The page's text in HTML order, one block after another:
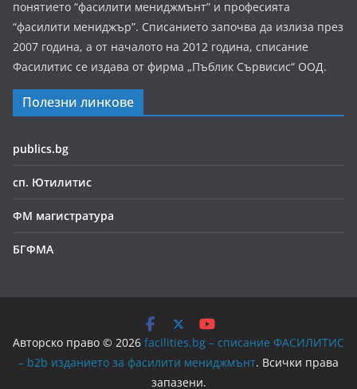
понятието “фасилити мениджмънт” и професията
“фасилити мениджър”. Списанието започва да излиза през
2007 година, а от началото на 2012 година, списание
Фасилитис се издава от фирма „Пъблик Сървисис“ ООД.
Полезни линкове
publics.bg
сп. Ютилитис
ФМ магистратура
БГФМА
Авторско право © 2026 facilities.bg – списание ФАСИЛИТИС
– b2b изданието за фасилити мениджмънт. Всички права
запазени.